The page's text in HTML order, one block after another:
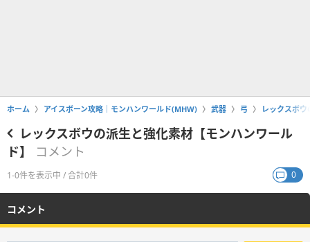
ホーム アイスボーン攻略｜モンハンワールド(MHW) 武器 弓 レックスボ
レックスボウの派生と強化素材【モンハンワール
ド】
コメント
1-0件を表示中 / 合計0件 0
コメント